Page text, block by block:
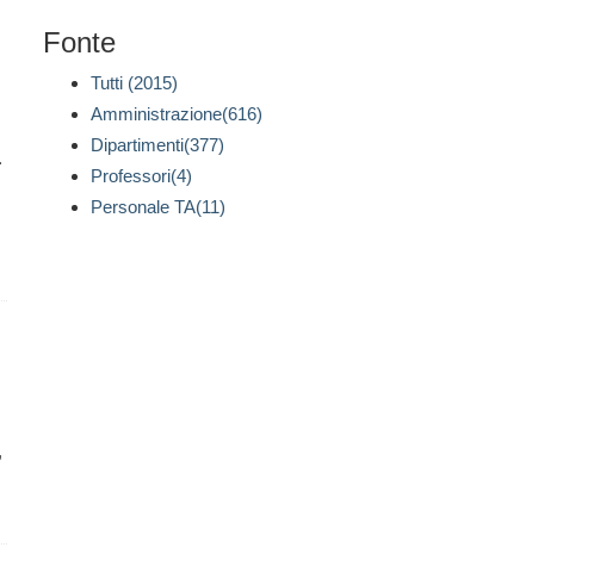
Fonte
Tutti (2015)
Amministrazione(616)
Dipartimenti(377)
Professori(4)
Personale TA(11)